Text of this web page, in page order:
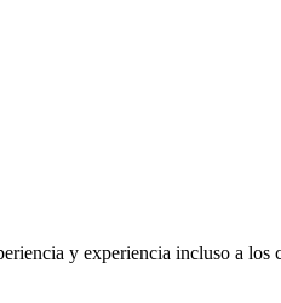
y experiencia incluso a los